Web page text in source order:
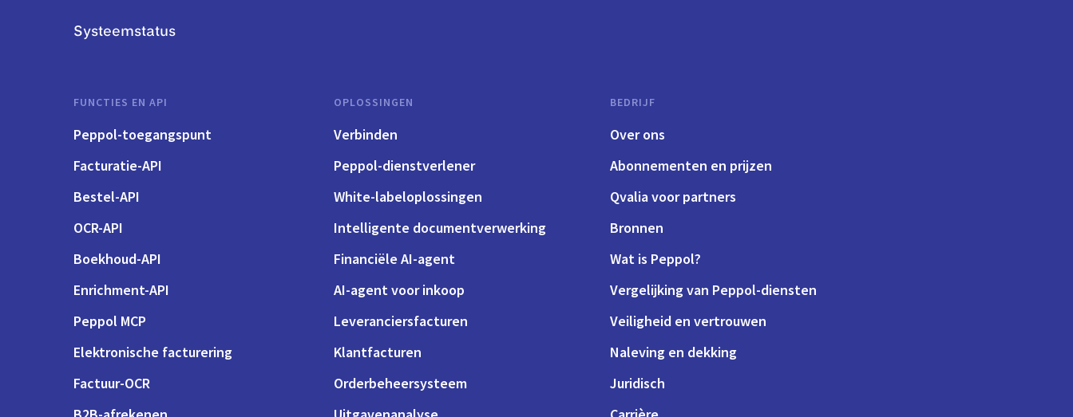
Systeemstatus
FUNCTIES EN API
Peppol-toegangspunt
Facturatie-API
Bestel-API
OCR-API
Boekhoud-API
Enrichment-API
Peppol MCP
Elektronische facturering
Factuur-OCR
OPLOSSINGEN
Verbinden
Peppol-dienstverlener
White-labeloplossingen
Intelligente documentverwerking
Financiële AI-agent
AI-agent voor inkoop
Leveranciersfacturen
Klantfacturen
Orderbeheersysteem
BEDRIJF
Over ons
Abonnementen en prijzen
Qvalia voor partners
Bronnen
Wat is Peppol?
Vergelijking van Peppol-diensten
Veiligheid en vertrouwen
Naleving en dekking
Juridisch